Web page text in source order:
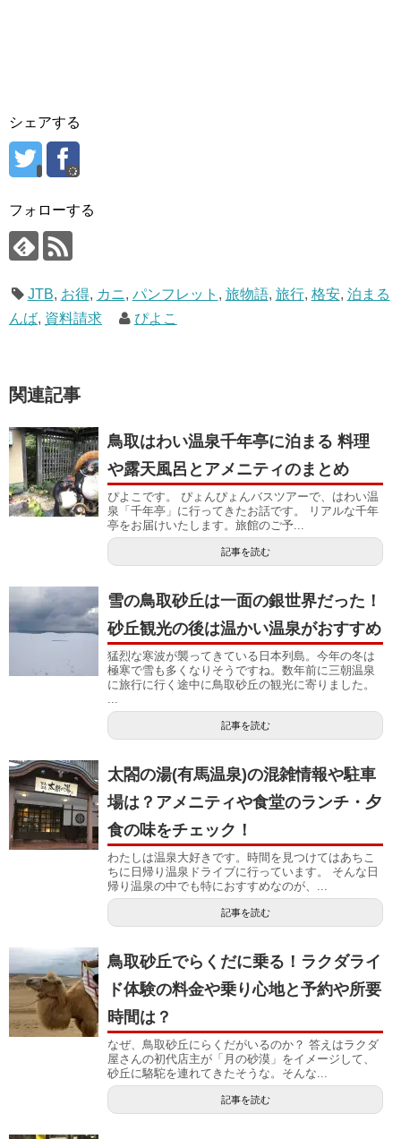
シェアする
フォローする
JTB, お得, カニ, パンフレット , 旅物語, 旅行, 格安, 泊まる
んば, 資料請求 ぴよこ
関連記事
鳥取はわい温泉千年亭に泊まる 料理
や露天風呂とアメニティのまとめ
ぴよこです。 ぴょんぴょんバスツアーで、はわい温
泉「千年亭」に行ってきたお話です。 リアルな千年
亭をお届けいたします。旅館のご予...
記事を読む
雪の鳥取砂丘は一面の銀世界だった！
砂丘観光の後は温かい温泉がおすすめ
猛烈な寒波が襲ってきている日本列島。今年の冬は
極寒で雪も多くなりそうですね。数年前に三朝温泉
に旅行に行く途中に鳥取砂丘の観光に寄りました。
...
記事を読む
太閤の湯(有馬温泉)の混雑情報や駐車
場は？アメニティや食堂のランチ・夕
食の味をチェック！
わたしは温泉大好きです。時間を見つけてはあちこ
ちに日帰り温泉ドライブに行っています。 そんな日
帰り温泉の中でも特におすすめなのが、...
記事を読む
鳥取砂丘でらくだに乗る！ラクダライ
ド体験の料金や乗り心地と予約や所要
時間は？
なぜ、鳥取砂丘にらくだがいるのか？ 答えはラクダ
屋さんの初代店主が「月の砂漠」をイメージして、
砂丘に駱駝を連れてきたそうな。そんな...
記事を読む